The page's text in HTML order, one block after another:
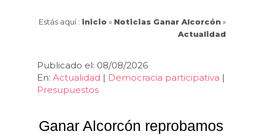
Estás aquí : inicio » Noticias Ganar Alcorcón»
Actualidad
Publicado el: 08/08/2026
En: Actualidad | Democracia participativa |
Presupuestos
Ganar Alcorcón reprobamos